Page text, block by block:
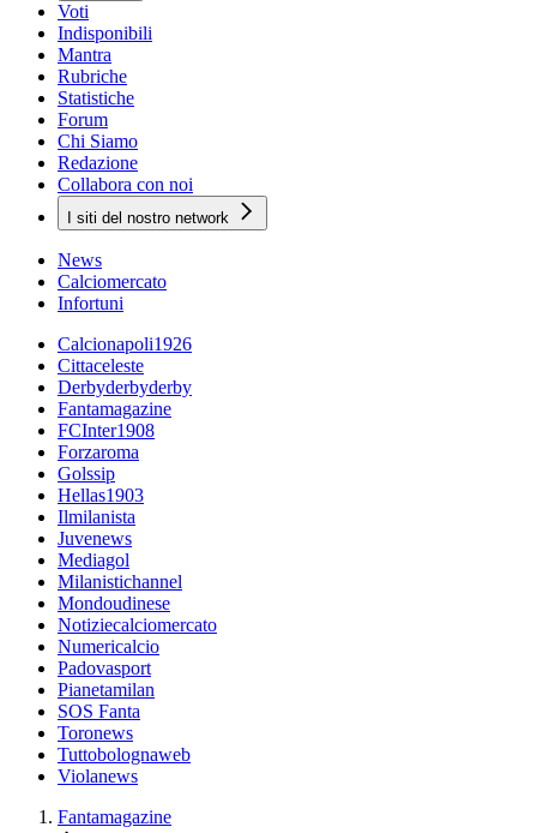
Voti
Indisponibili
Mantra
Rubriche
Statistiche
Forum
Chi Siamo
Redazione
Collabora con noi
I siti del nostro network
News
Calciomercato
Infortuni
Calcionapoli1926
Cittaceleste
Derbyderbyderby
Fantamagazine
FCInter1908
Forzaroma
Golssip
Hellas1903
Ilmilanista
Juvenews
Mediagol
Milanistichannel
Mondoudinese
Notiziecalciomercato
Numericalcio
Padovasport
Pianetamilan
SOS Fanta
Toronews
Tuttobolognaweb
Violanews
Fantamagazine